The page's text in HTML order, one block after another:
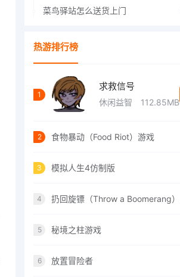
菜鸟驿站怎么送货上门
热游排行榜
1
求救信号
休闲益智 112.85MB
2 食物暴动（Food Riot）游戏
3 模拟人生4仿制版
4
5 秘境之柱游戏
6 放置冒险者